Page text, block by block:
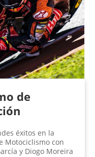
de
éxitos en la
Motociclismo con
y Diogo Moreira